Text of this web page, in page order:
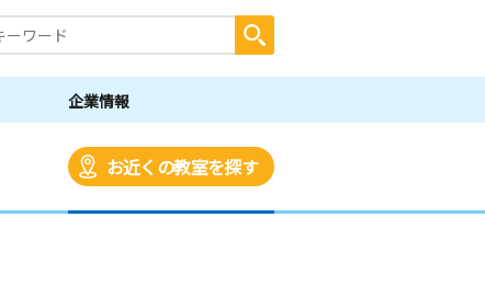
企業情報
お近くの教室を探す